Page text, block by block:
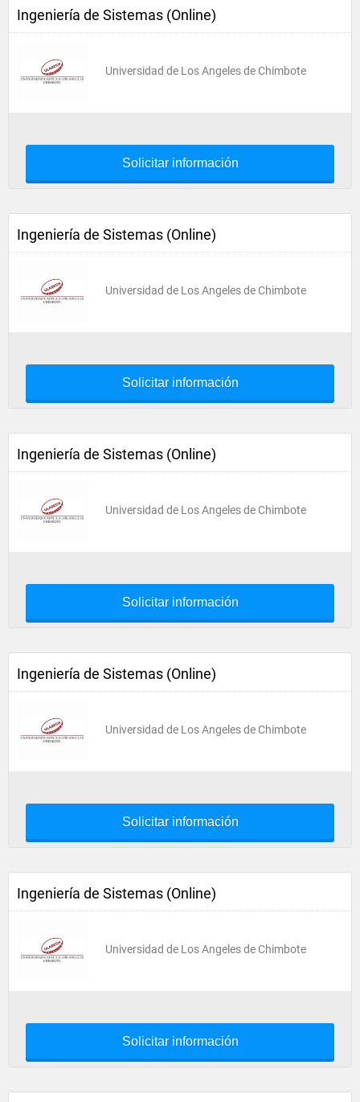
Ingeniería de Sistemas (Online)
Universidad de Los Angeles de Chimbote
Solicitar información
Ingeniería de Sistemas (Online)
Universidad de Los Angeles de Chimbote
Solicitar información
Ingeniería de Sistemas (Online)
Universidad de Los Angeles de Chimbote
Solicitar información
Ingeniería de Sistemas (Online)
Universidad de Los Angeles de Chimbote
Solicitar información
Ingeniería de Sistemas (Online)
Universidad de Los Angeles de Chimbote
Solicitar información